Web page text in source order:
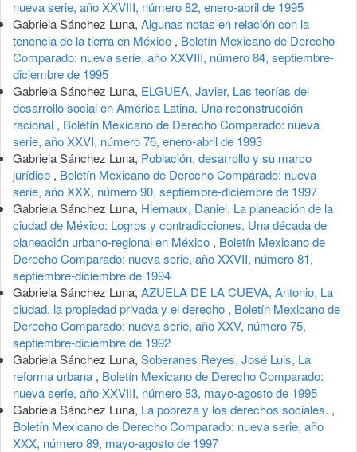
nueva serie, año XXVIII, número 82, enero-abril de 1995
Gabriela Sánchez Luna, Algunas notas en relación con la
tenencia de la tierra en México , Boletín Mexicano de Derecho
Comparado: nueva serie, año XXVIII, número 84, septiembre-
diciembre de 1995
Gabriela Sánchez Luna, ELGUEA, Javier, Las teorías del
desarrollo social en América Latina. Una reconstrucción
racional , Boletín Mexicano de Derecho Comparado: nueva
serie, año XXVI, número 76, enero-abril de 1993
Gabriela Sánchez Luna, Población, desarrollo y su marco
jurídico , Boletín Mexicano de Derecho Comparado: nueva
serie, año XXX, número 90, septiembre-diciembre de 1997
Gabriela Sánchez Luna, Hiernaux, Daniel, La planeación de la
ciudad de México: Logros y contradicciones. Una década de
planeación urbano-regional en México , Boletín Mexicano de
Derecho Comparado: nueva serie, año XXVII, número 81,
septiembre-diciembre de 1994
Gabriela Sánchez Luna, AZUELA DE LA CUEVA, Antonio, La
ciudad, la propiedad privada y el derecho , Boletín Mexicano de
Derecho Comparado: nueva serie, año XXV, número 75,
septiembre-diciembre de 1992
Gabriela Sánchez Luna, Soberanes Reyes, José Luis, La
reforma urbana , Boletín Mexicano de Derecho Comparado:
nueva serie, año XXVIII, número 83, mayo-agosto de 1995
Gabriela Sánchez Luna, La pobreza y los derechos sociales. ,
Boletín Mexicano de Derecho Comparado: nueva serie, año
XXX, número 89, mayo-agosto de 1997